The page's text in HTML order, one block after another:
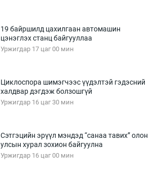
19 байршилд цахилгаан автомашин
цэнэглэх станц байгууллаа
Уржигдар 17 цаг 00 мин
Циклоспора шимэгчээс үүдэлтэй гэдэсний
халдвар дэгдэж болзошгүй
Уржигдар 16 цаг 30 мин
Сэтгэцийн эрүүл мэндэд “санаа тавих” олон
улсын хурал зохион байгуулна
Уржигдар 16 цаг 00 мин